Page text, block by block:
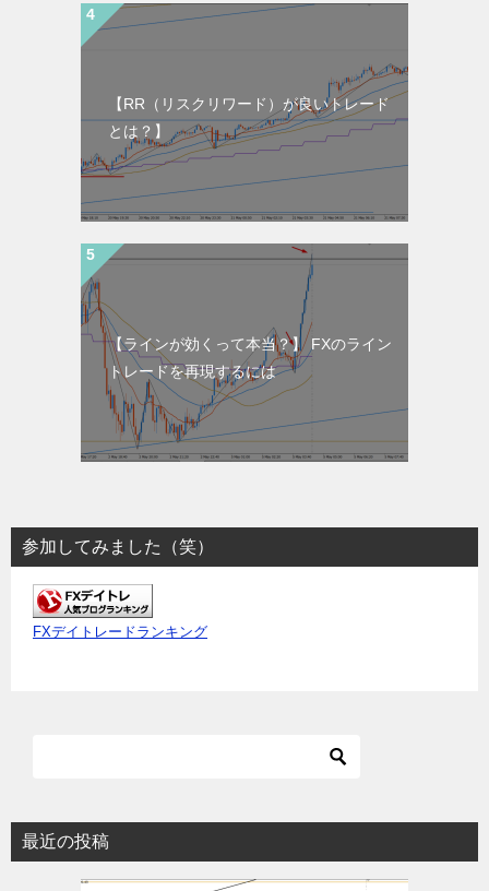
【RR（リスクリワード）が良いトレード
とは？】
【ラインが効くって本当？】 FXのライン
トレードを再現するには
参加してみました（笑）
FXデイトレードランキング
最近の投稿